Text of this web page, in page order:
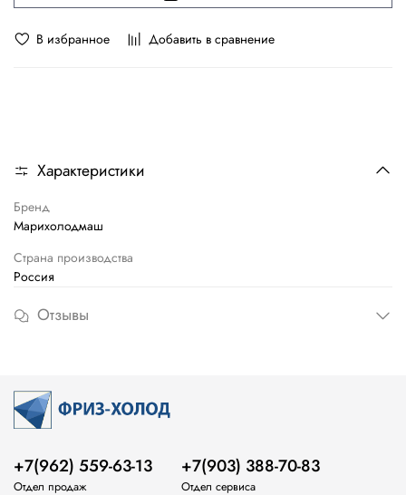
В избранное Добавить в сравнение
Характеристики
Бренд
Марихолодмаш
Страна производства
Россия
Отзывы
+7(962) 559-63-13
Отдел продаж
+7(903) 388-70-83
Отдел сервиса